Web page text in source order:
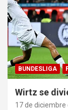
BUNDESLIGA
Wirtz se
17 de diciembre